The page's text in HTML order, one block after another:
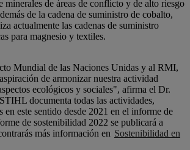
minerales de áreas de conflicto y de alto riesgo
de la cadena de suministro de cobalto,
actualmente las cadenas de suministro
para magnesio y textiles.
Mundial de las Naciones Unidas y al RMI,
de armonizar nuestra actividad
ecológicos y sociales", afirma el Dr.
documenta todas las actividades,
en este sentido desde 2021 en el informe de
de sostenibilidad 2022 se publicará a
más información en Sostenibilidad en